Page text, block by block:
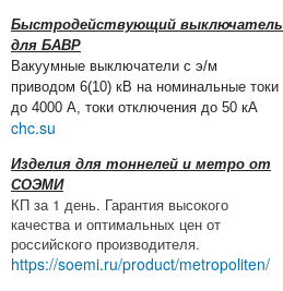
Быстродействующий выключатель
для БАВР
Вакуумные выключатели с э/м
приводом 6(10) кВ на номинальные токи
до 4000 А, токи отключения до 50 кА
chc.su
Изделия для тоннелей и метро от
СОЭМИ
КП за 1 день. Гарантия высокого
качества и оптимальных цен от
российского производителя.
https://soemi.ru/product/metropoliten/